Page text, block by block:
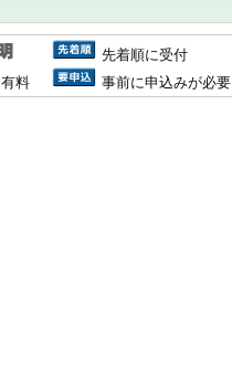
先着順に受付
有料
事前に申込みが必要